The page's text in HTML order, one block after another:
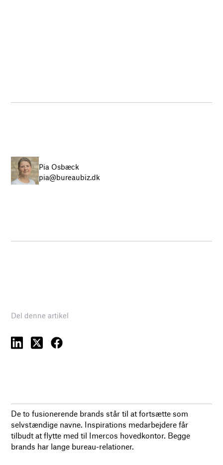
Pia Osbæck
pia@bureaubiz.dk
Del denne artikel
De to fusionerende brands står til at fortsætte som
selvstændige navne. Inspirations medarbejdere får
tilbudt at flytte med til Imercos hovedkontor. Begge
brands har lange bureau-relationer.